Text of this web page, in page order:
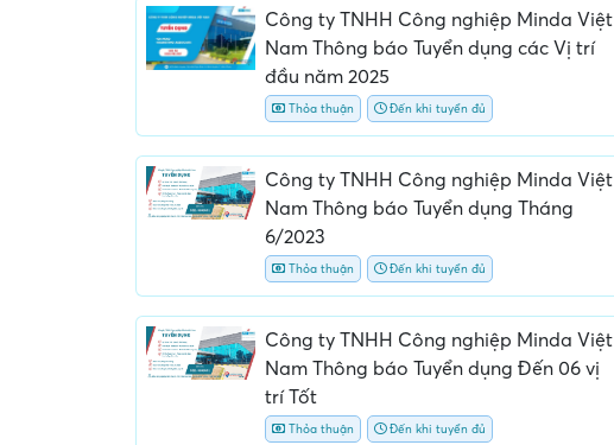
Công ty TNHH Công nghiệp Minda Việt
Nam Thông báo Tuyển dụng các Vị trí
đầu năm 2025
Thỏa thuận Đến khi tuyển đủ
Công ty TNHH Công nghiệp Minda Việt
Nam Thông báo Tuyển dụng Tháng
6/2023
Thỏa thuận Đến khi tuyển đủ
Công ty TNHH Công nghiệp Minda Việt
Nam Thông báo Tuyển dụng Đến 06 vị
trí Tốt
Thỏa thuận Đến khi tuyển đủ